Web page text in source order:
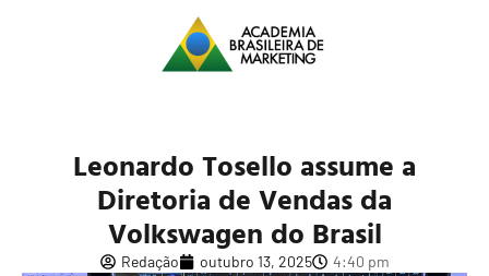
Leonardo Tosello assume a
Diretoria de Vendas da
Volkswagen do Brasil
Redação outubro 13, 2025 4:40 pm